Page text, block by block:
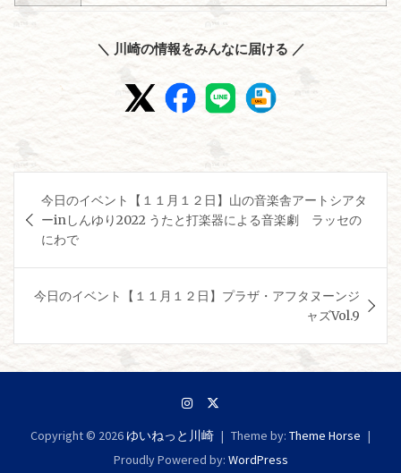
＼ 川崎の情報をみんなに届ける ／
稿
ビ
ゲ
今日のイベント【１１月１２日】山の音楽舎アートシアタ
ーinしんゆり2022 うたと打楽器による音楽劇 ラッセの
にわで
今日のイベント【１１月１２日】プラザ・アフタヌーンジ
ャズVol.9
Copyright © 2026 ゆいねっと川崎 Theme by: Theme Horse
Proudly Powered by: WordPress